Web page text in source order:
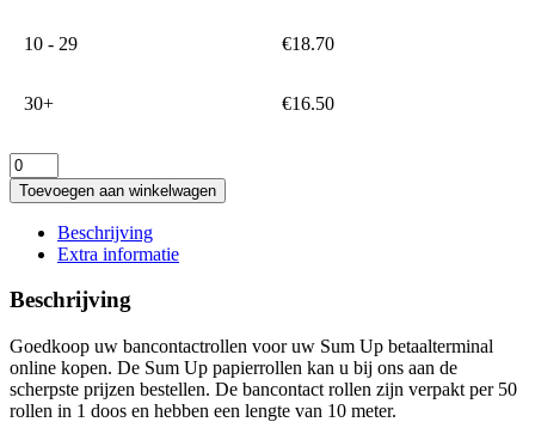
10 - 29 €18.70
30+ €16.50
Sum
Up
printer
papierrollen
57x30x8
Toevoegen aan winkelwagen
Beschrijving
Extra informatie
Beschrijving
Goedkoop uw bancontactrollen voor uw Sum Up betaalterminal
online kopen. De Sum Up papierrollen kan u bij ons aan de
scherpste prijzen bestellen. De bancontact rollen zijn verpakt per 50
rollen in 1 doos en hebben een lengte van 10 meter.